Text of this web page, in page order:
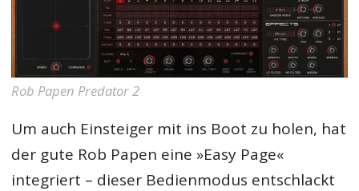
Rob Papen Predator 2
Um auch Einsteiger mit ins Boot zu holen, hat
der gute Rob Papen eine »Easy Page«
integriert – dieser Bedienmodus entschlackt